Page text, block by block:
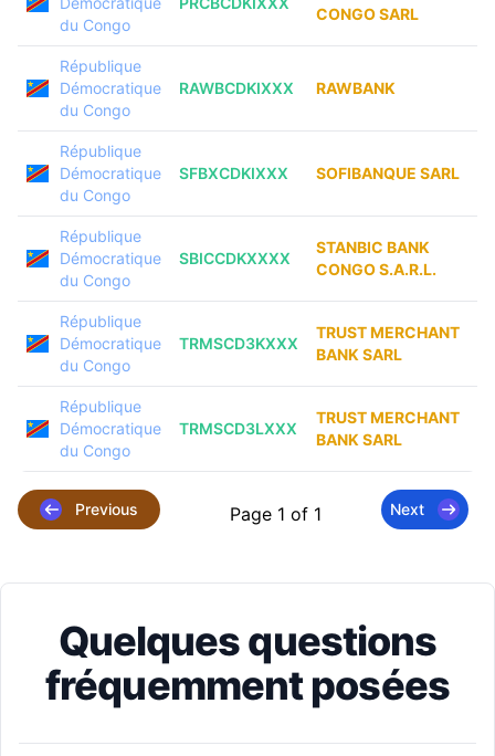
du Congo
CONGO SARL
République
Démocratique
du Congo
RAWBCDKIXXX RAWBANK
République
Démocratique
du Congo
SFBXCDKIXXX SOFIBANQUE SARL
République
Démocratique
du Congo
SBICCDKXXXX
STANBIC BANK
CONGO S.A.R.L.
République
Démocratique
du Congo
TRMSCD3KXXX
TRUST MERCHANT
BANK SARL
République
Démocratique
du Congo
TRMSCD3LXXX
TRUST MERCHANT
BANK SARL
Previous Page 1 of 1 Next
Quelques questions
fréquemment posées